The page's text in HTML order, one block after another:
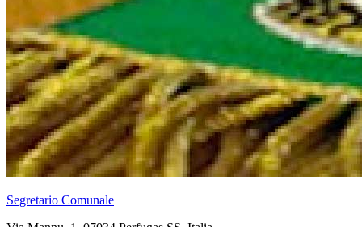
Segretario Comunale